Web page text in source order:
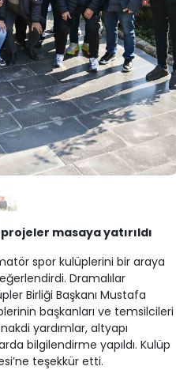
masaya yatırıldı
spor kulüplerini bir araya
Dramalılar
Birliği Başkanı Mustafa
başkanları ve temsilcileri
yardımlar, altyapı
bilgilendirme yapıldı. Kulüp
teşekkür etti.